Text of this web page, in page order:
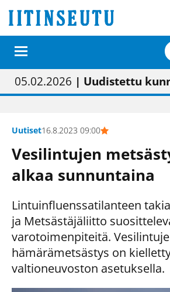
01.02.2026 | Painon vaihtumisen pitäisi näkyä hieman
05.02.2026 | Uudistettu
23.04.2026 | “Olemme käynnistämässä
09.05.2026| "Maalla on totuttu elämään
Uutiset16.8.2023 09:00
Vesilintujen
alkaa sunnuntaina
Lintuinfluenssatilanteen
ja Metsästäjäliitto
varotoimenpiteitä.
hämärämetsästys on
valtioneuvoston asetuksella.